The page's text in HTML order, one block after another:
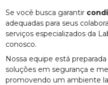
Se você busca garantir
adequadas para seus
serviços especializados da
conosco.
Nossa equipe está
soluções em segurança e
promovendo um ambiente